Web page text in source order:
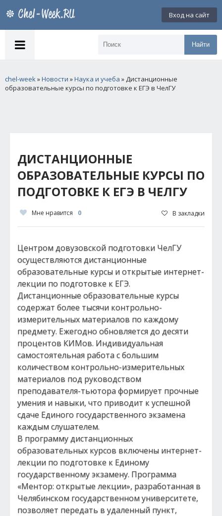
Вход на сайт
Найти
chel-week»Новости »Наука и учеба » Дистанционные
образовательные курсы по подготовке к ЕГЭ в ЧелГУ
ДИСТАНЦИОННЫЕ
ОБРАЗОВАТЕЛЬНЫЕ КУРСЫ ПО
ПОДГОТОВКЕ К ЕГЭ В ЧЕЛГУ
Мне нравится 0 В закладки
Центром довузовской подготовки ЧелГУ
осуществляются дистанционные
образовательные курсы и открытые интернет-
лекции по подготовке к ЕГЭ.
Дистанционные образовательные курсы
содержат более тысячи контрольно-
измерительных материалов по каждому
предмету. Ежегодно обновляется до десяти
процентов КИМов. Индивидуальная
самостоятельная работа с большим
количеством контрольно-измерительных
материалов под руководством
преподавателя-тьютора формирует прочные
умения и навыки, что приводит к успешной
сдаче Единого государственного экзамена
каждым слушателем.
В программу дистанционных
образовательных курсов включены интернет-
лекции по подготовке к Единому
государственному экзамену. Программа
«Ментор: открытые лекции», разработанная в
Челябинском государственном университете,
позволяет передать в удаленный пункт,